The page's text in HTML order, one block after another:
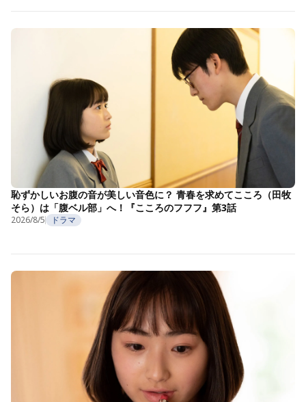
恥ずかしいお腹の音が美しい音色に？ 青春を求めてこころ（田牧
そら）は「腹ベル部」へ！『こころのフフフ』第3話
2026/8/5 ドラマ